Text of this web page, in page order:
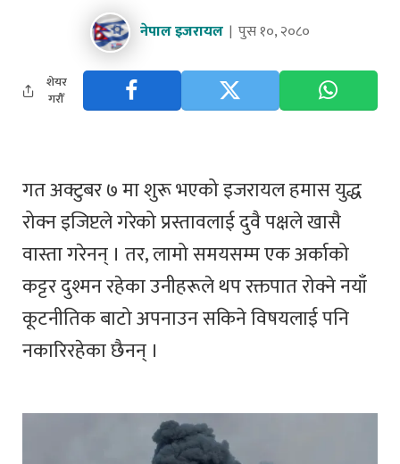
नेपाल इजरायल पुस १०, २०८०
शेयर
गरौँ
गत अक्टुबर ७ मा शुरू भएको इजरायल हमास युद्ध
रोक्न इजिप्टले गरेको प्रस्तावलाई दुवै पक्षले खासै
वास्ता गरेनन् । तर, लामो समयसम्म एक अर्काको
कट्टर दुश्मन रहेका उनीहरूले थप रक्तपात रोक्ने नयाँ
कूटनीतिक बाटो अपनाउन सकिने विषयलाई पनि
नकारिरहेका छैनन् ।